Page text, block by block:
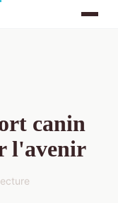
canin
l'avenir